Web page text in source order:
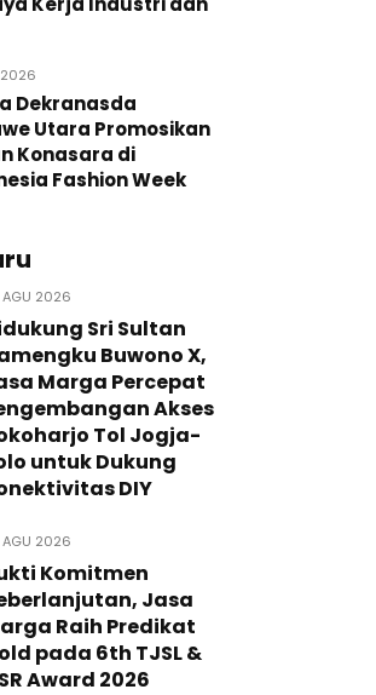
Dekranasda
Utara Promosikan
Konasara di
Fashion Week
2026
Sri Sultan
Buwono X,
Marga Percepat
Akses
Tol Jogja-
untuk Dukung
DIY
2026
Komitmen
Jasa
Raih Predikat
pada 6th TJSL &
Award 2026